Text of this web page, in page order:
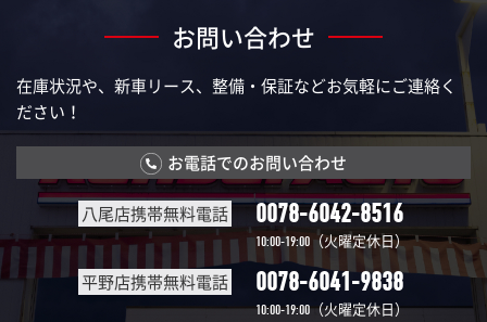
お問い合わせ
在庫状況や、新車リース、整備・保証などお気軽にご連絡く
ださい！
お電話でのお問い合わせ
八尾店携帯無料電話 0078-6042-8516
10:00-19:00 （火曜定休日）
平野店携帯無料電話 0078-6041-9838
10:00-19:00（火曜定休日）